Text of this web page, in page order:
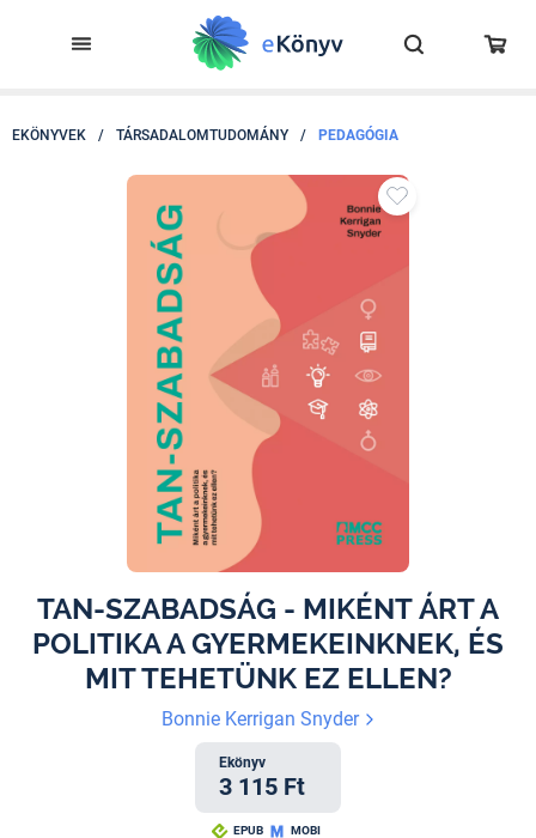
EKÖNYVEK / TÁRSADALOMTUDOMÁNY / PEDAGÓGIA
TAN-SZABADSÁG - MIKÉNT ÁRT A
POLITIKA A GYERMEKEINKNEK, ÉS
MIT TEHETÜNK EZ ELLEN?
Bonnie Kerrigan Snyder
Ekönyv
3 115 Ft
EPUB MOBI